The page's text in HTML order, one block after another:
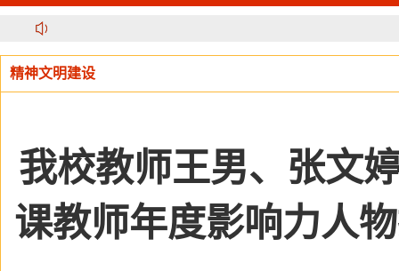
精神文明建设
我校教师王男、张文
课教师年度影响力人